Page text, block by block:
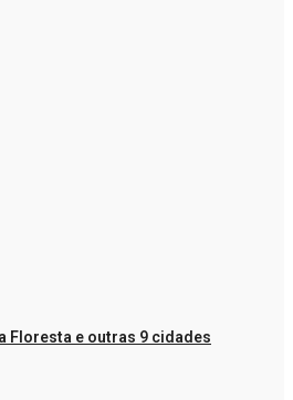
Floresta e outras 9 cidades